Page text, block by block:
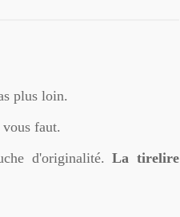
plus loin.
faut.
d'originalité.La tirelire